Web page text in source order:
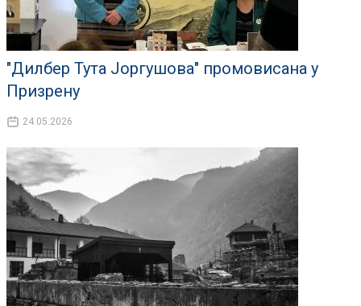
"Дилбер Тута Јоргушова" промовисана у
Призрену
24.05.2026